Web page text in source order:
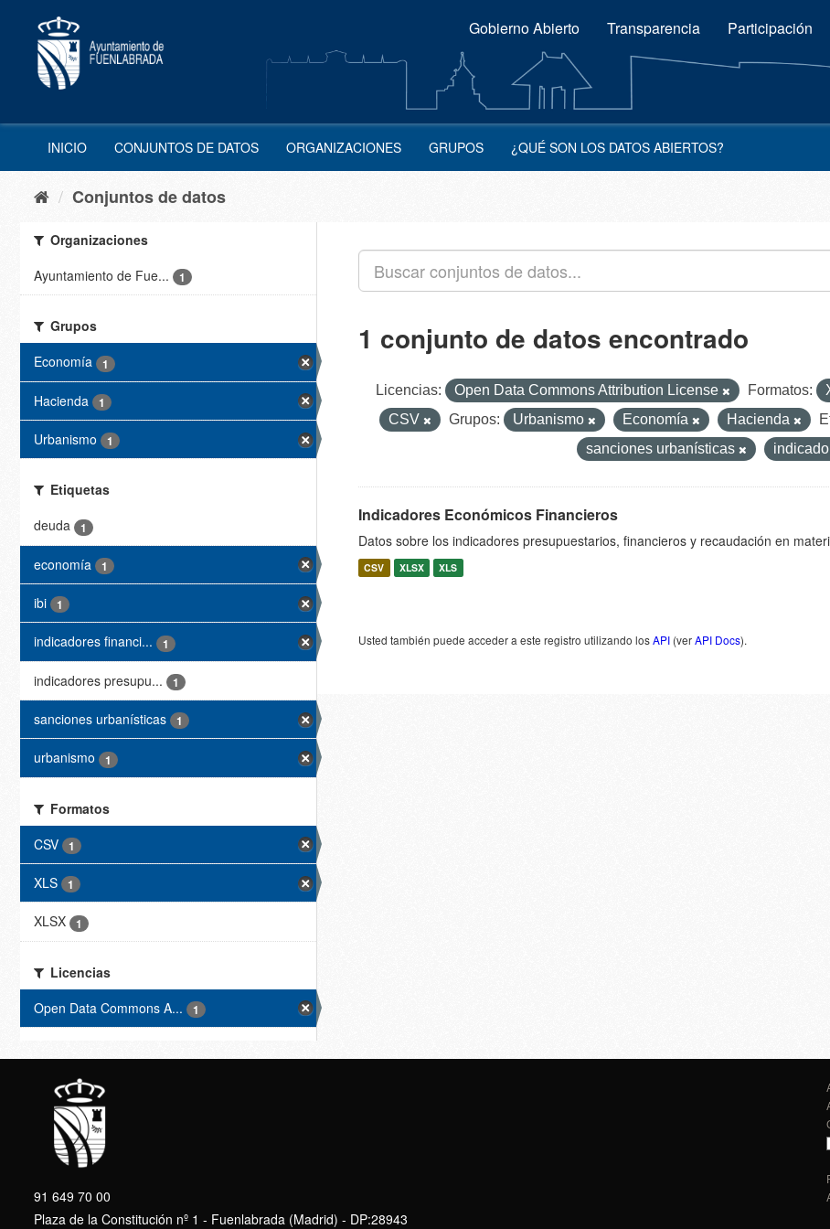
contenido
Gobierno Abierto Transparencia Participación
INICIO CONJUNTOS DE DATOS ORGANIZACIONES GRUPOS ¿QUÉ SON LOS DATOS ABIERTOS?
Conjuntos de datos
Organizaciones
Ayuntamiento de Fue...
1
Grupos
Economía
1
Hacienda 1
Urbanismo 1
Etiquetas
deuda
1
economía 1
ibi 1
indicadores financi... 1
indicadores presupu... 1
sanciones urbanísticas 1
urbanismo 1
Formatos
CSV
1
XLS 1
XLSX 1
Licencias
Open Data Commons A...
1
1 conjunto de datos encontrado
Licencias: Open Data Commons Attribution License Formatos:
CSV
Grupos: Urbanismo Economía Hacienda
sanciones urbanísticas
Indicadores Económicos Financieros
Datos sobre los indicadores presupuestarios, financieros y recaudación en
CSV XLSX XLS
Usted también puede acceder a este registro utilizando losAPI (verAPI Docs).
91 649 70 00
Plaza de la Constitución nº 1 - Fuenlabrada (Madrid) - DP:28943